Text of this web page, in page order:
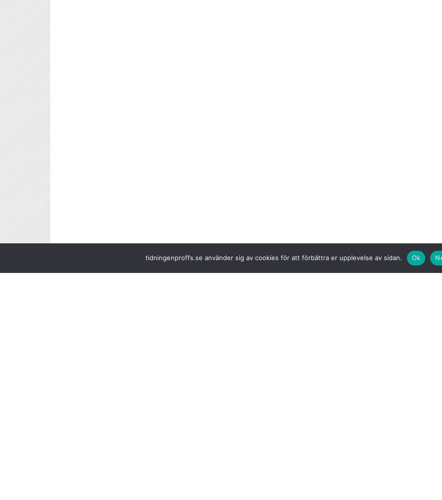
tidningenproffs.se använder sig av cookies för att förbättra er upplevelse av sidan. Ok